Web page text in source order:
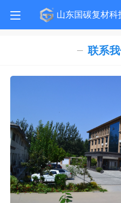
山东国碳复材科
联系